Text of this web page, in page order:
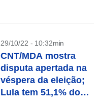
29/10/22 - 10:32min
CNT/MDA mostra
disputa apertada na
véspera da eleição;
Lula tem 51,1% dos